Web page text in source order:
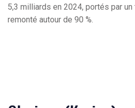
5,3 milliards en 2024, portés par
remonté autour de 90 %.